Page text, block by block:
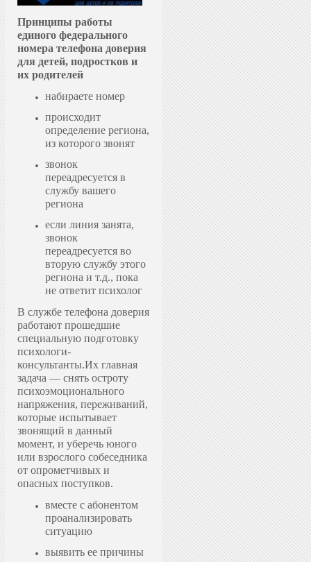
Принципы работы
единого федерального
номера телефона доверия
для детей, подростков и
их родителей
набираете номер
происходит
определение региона,
из которого звонят
звонок
переадресуется в
службу вашего
региона
если линия занята,
звонок
переадресуется во
вторую службу этого
региона и т.д., пока
не ответит психолог
В службе телефона доверия
работают прошедшие
специальную подготовку
психологи-
консультанты.Их главная
задача — снять остроту
психоэмоционального
напряжения, переживаний,
которые испытывает
звонящий в данный
момент, и уберечь юного
или взрослого собеседника
от опрометчивых и
опасных поступков.
вместе с абонентом
проанализировать
ситуацию
выявить ее причины